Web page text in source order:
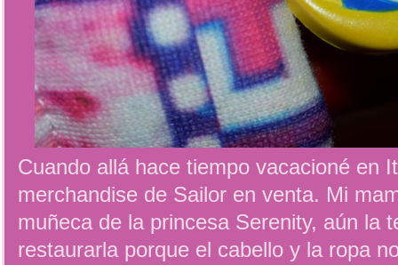
Cuando allá hace tiempo vacacioné en
merchandise de Sailor en venta. Mi
muñeca de la princesa Serenity, aún la
restaurarla porque el cabello y la ropa